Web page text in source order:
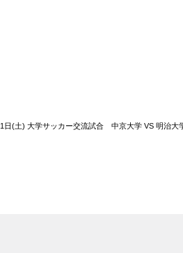
日(土) 大学サッカー交流試合 中京大学 VS 明治